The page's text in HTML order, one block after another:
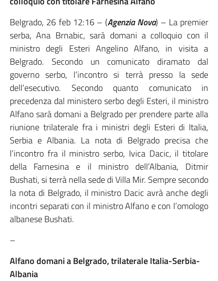
Belgrado, 26 feb 12:16 – (Agenzia Nova) – La premier
serba, Ana Brnabic, sarà domani a colloquio con il
ministro degli Esteri Angelino Alfano, in visita a
Belgrado. Secondo un comunicato diramato dal
governo serbo, l’incontro si terrà presso la sede
dell’esecutivo. Secondo quanto comunicato in
precedenza dal ministero serbo degli Esteri, il ministro
Alfano sarà domani a Belgrado per prendere parte alla
riunione trilaterale fra i ministri degli Esteri di Italia,
Serbia e Albania. La nota di Belgrado precisa che
l’incontro fra il ministro serbo, Ivica Dacic, il titolare
della Farnesina e il ministro dell’Albania, Ditmir
Bushati, si terrà nella sede di Villa Mir. Sempre secondo
la nota di Belgrado, il ministro Dacic avrà anche degli
incontri separati con il ministro Alfano e con l’omologo
albanese Bushati.
–
Alfano domani a Belgrado, trilaterale Italia-Serbia-
Albania